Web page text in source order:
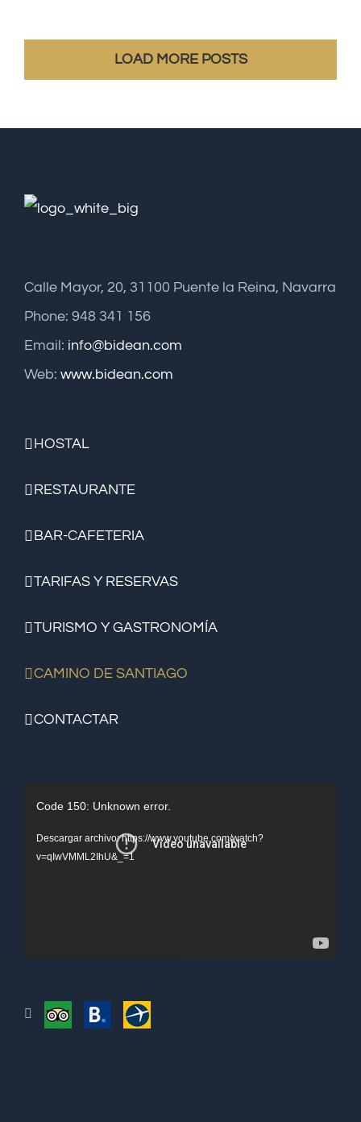
LOAD MORE POSTS
Calle Mayor, 20, 31100 Puente la Reina, Navarra
Phone: 948 341 156
Email: info@bidean.com
Web: www.bidean.com
HOSTAL
RESTAURANTE
BAR-CAFETERIA
TARIFAS Y RESERVAS
TURISMO Y GASTRONOMÍA
CAMINO DE SANTIAGO
CONTACTAR
vídeo
Code 150: Unknown error.
Descargar archivo: https://www.youtube.com/watch?
v=qIwVMML2IhU&_=1